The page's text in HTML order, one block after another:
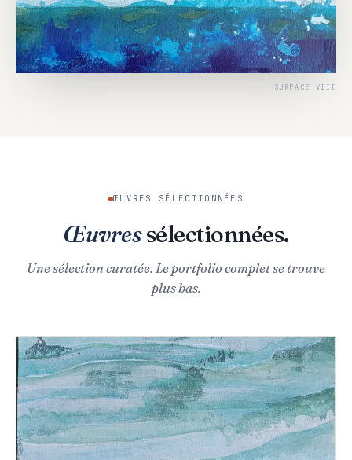
SURFACE VIII
ŒUVRES SÉLECTIONNÉES
Œuvressélectionnées.
Une sélection curatée. Le portfolio complet se trouve
plus bas.